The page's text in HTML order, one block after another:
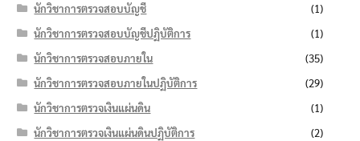
นักวิชาการตรวจสอบบัญชี
(1)
นักวิชาการตรวจสอบบัญชีปฏิบัติการ
(1)
นักวิชาการตรวจสอบภายใน
(35)
นักวิชาการตรวจสอบภายในปฏิบัติการ
(29)
นักวิชาการตรวจเงินแผ่นดิน
(1)
นักวิชาการตรวจเงินแผ่นดินปฏิบัติการ
(2)